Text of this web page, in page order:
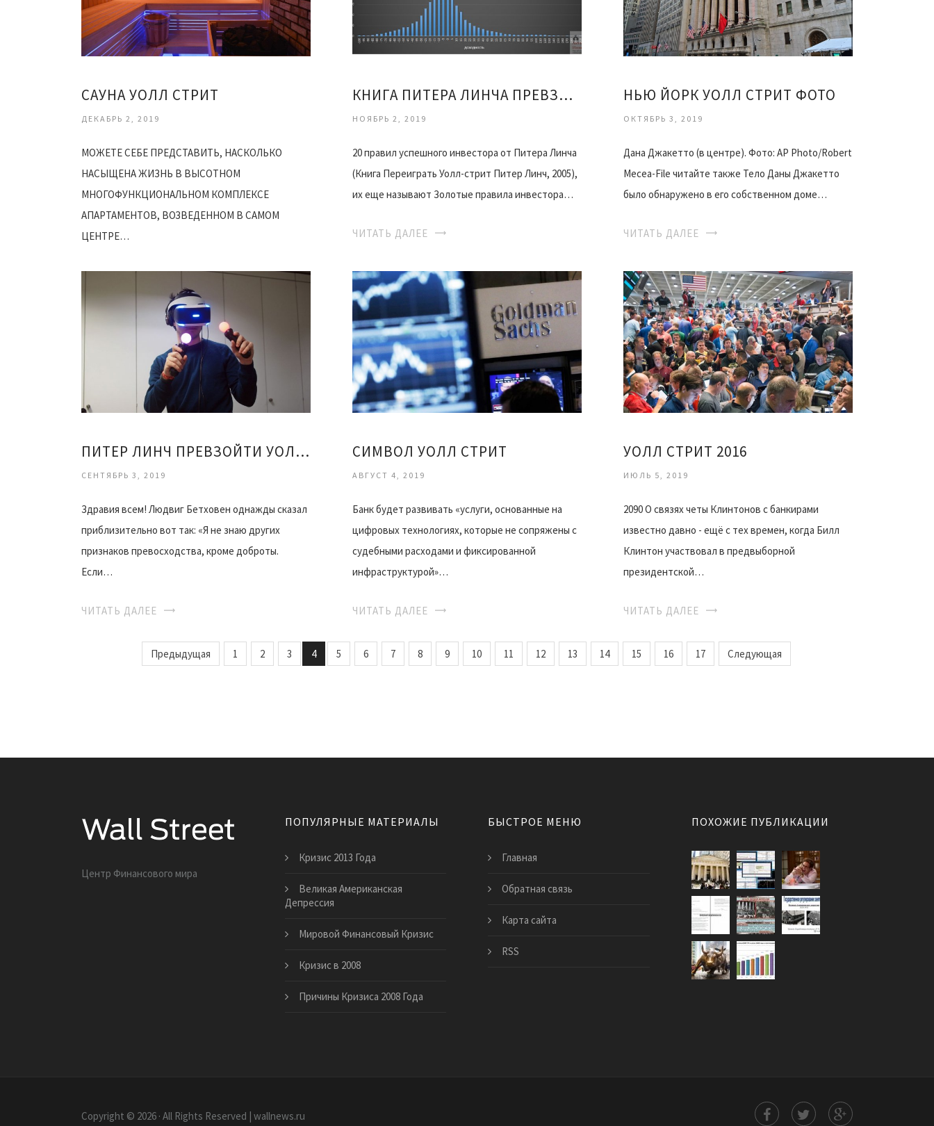
САУНА УОЛЛ СТРИТ
ДЕКАБРЬ 2, 2019
МОЖЕТЕ СЕБЕ ПРЕДСТАВИТЬ, НАСКОЛЬКО
НАСЫЩЕНА ЖИЗНЬ В ВЫСОТНОМ
МНОГОФУНКЦИОНАЛЬНОМ КОМПЛЕКСЕ
АПАРТАМЕНТОВ, ВОЗВЕДЕННОМ В САМОМ
ЦЕНТРЕ…
ЧИТАТЬ ДАЛЕЕ
КНИГА ПИТЕРА ЛИНЧА ПРЕВЗОЙТИ УОЛЛ СТРИТ
НОЯБРЬ 2, 2019
20 правил успешного инвестора от Питера Линча
(Книга Переиграть Уолл-стрит Питер Линч, 2005),
их еще называют Золотые правила инвестора…
ЧИТАТЬ ДАЛЕЕ
НЬЮ ЙОРК УОЛЛ СТРИТ ФОТО
ОКТЯБРЬ 3, 2019
Дана Джакетто (в центре). Фото: AP Photo/Robert
Mecea-File читайте также Тело Даны Джакетто
было обнаружено в его собственном доме…
ЧИТАТЬ ДАЛЕЕ
ПИТЕР ЛИНЧ ПРЕВЗОЙТИ УОЛЛ СТРИТ АУДИОКНИГА СКАЧАТЬ
СЕНТЯБРЬ 3, 2019
Здравия всем! Людвиг Бетховен однажды сказал
приблизительно вот так: «Я не знаю других
признаков превосходства, кроме доброты.
Если…
ЧИТАТЬ ДАЛЕЕ
СИМВОЛ УОЛЛ СТРИТ
АВГУСТ 4, 2019
Банк будет развивать «услуги, основанные на
цифровых технологиях, которые не сопряжены с
судебными расходами и фиксированной
инфраструктурой»…
ЧИТАТЬ ДАЛЕЕ
УОЛЛ СТРИТ 2016
ИЮЛЬ 5, 2019
2090 О связях четы Клинтонов с банкирами
известно давно - ещё с тех времен, когда Билл
Клинтон участвовал в предвыборной
президентской…
ЧИТАТЬ ДАЛЕЕ
Предыдущая 1 2 3 4 5 6 7 8 9 10 11 12 13 14 15 16 17 Следующая
Центр Финансового мира
ПОПУЛЯРНЫЕ МАТЕРИАЛЫ
Кризис 2013 Года
Великая Американская
Депрессия
Мировой Финансовый Кризис
Кризис в 2008
Причины Кризиса 2008 Года
БЫСТРОЕ МЕНЮ
Главная
Обратная связь
Карта сайта
RSS
ПОХОЖИЕ ПУБЛИКАЦИИ
Copyright © 2026 · All Rights Reserved | wallnews.ru